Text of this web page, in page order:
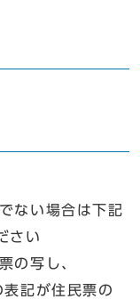
ない場合は下記
さい
の写し、
記が住民票の